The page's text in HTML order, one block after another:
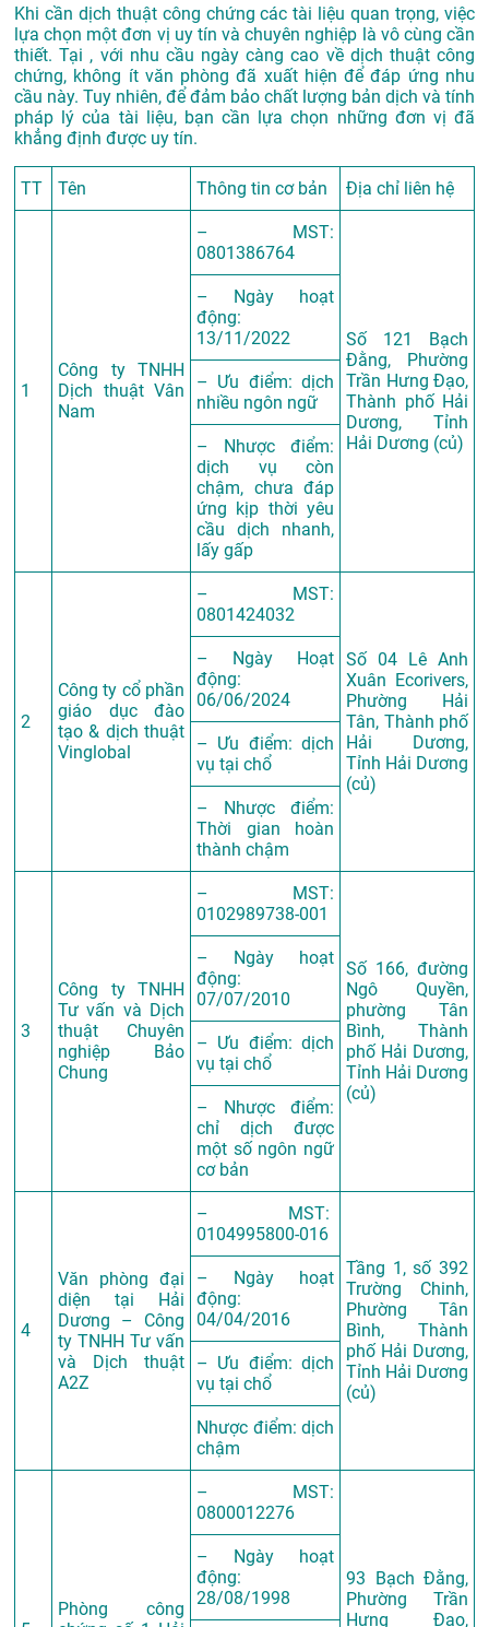
Khi cần dịch thuật công chứng các tài liệu quan trọng, việc
lựa chọn một đơn vị uy tín và chuyên nghiệp là vô cùng cần
thiết. Tại , với nhu cầu ngày càng cao về dịch thuật công
chứng, không ít văn phòng đã xuất hiện để đáp ứng nhu
cầu này. Tuy nhiên, để đảm bảo chất lượng bản dịch và tính
pháp lý của tài liệu, bạn cần lựa chọn những đơn vị đã
khẳng định được uy tín.
TT Tên Thông tin cơ bản Địa chỉ liên hệ
1
Công ty TNHH
Dịch thuật Vân
Nam
– MST:
0801386764
Số 121 Bạch
Đằng, Phường
Trần Hưng Đạo,
Thành phố Hải
Dương, Tỉnh
Hải Dương (củ)
– Ngày hoạt
động:
13/11/2022
– Ưu điểm: dịch
nhiều ngôn ngữ
– Nhược điểm:
dịch vụ còn
chậm, chưa đáp
ứng kịp thời yêu
cầu dịch nhanh,
lấy gấp
2
Công ty cổ phần
giáo dục đào
tạo & dịch thuật
Vinglobal
– MST:
0801424032
Số 04 Lê Anh
Xuân Ecorivers,
Phường Hải
Tân, Thành phố
Hải Dương,
Tỉnh Hải Dương
(củ)
– Ngày Hoạt
động:
06/06/2024
– Ưu điểm: dịch
vụ tại chổ
– Nhược điểm:
Thời gian hoàn
thành chậm
3
Công ty TNHH
Tư vấn và Dịch
thuật Chuyên
nghiệp Bảo
Chung
– MST:
0102989738-001
Số 166, đường
Ngô Quyền,
phường Tân
Bình, Thành
phố Hải Dương,
Tỉnh Hải Dương
(củ)
– Ngày hoạt
động:
07/07/2010
– Ưu điểm: dịch
vụ tại chổ
– Nhược điểm:
chỉ dịch được
một số ngôn ngữ
cơ bản
4
Văn phòng đại
diện tại Hải
Dương – Công
ty TNHH Tư vấn
và Dịch thuật
A2Z
– MST:
0104995800-016
Tầng 1, số 392
Trường Chinh,
Phường Tân
Bình, Thành
phố Hải Dương,
Tỉnh Hải Dương
(củ)
– Ngày hoạt
động:
04/04/2016
– Ưu điểm: dịch
vụ tại chổ
Nhược điểm: dịch
chậm
Phòng công
– MST:
0800012276
93 Bạch Đằng,
Phường Trần
Hưng Đạo,
– Ngày hoạt
động:
28/08/1998